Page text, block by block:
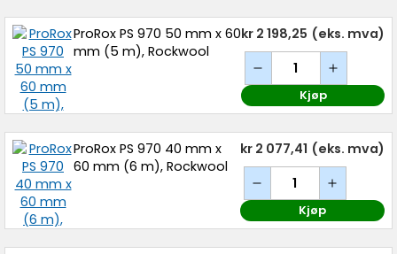
ProRox PS 970 50 mm x 60
mm (5 m), Rockwool
kr 2 198,25 (eks. mva)
Kjøp
ProRox PS 970 40 mm x
60 mm (6 m), Rockwool
kr 2 077,41 (eks. mva)
Kjøp